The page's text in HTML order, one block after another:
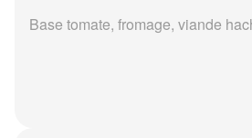
Base tomate, fromage, viande